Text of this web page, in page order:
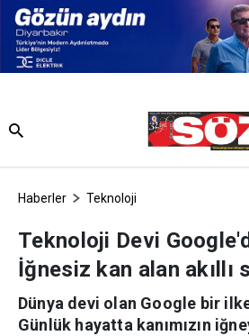
Haberler Teknoloji
Teknoloji Devi
İğnesiz kan alan akıllı
Dünya devi olan Google bir
Günlük hayatta kanımızın